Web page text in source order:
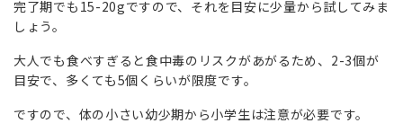
完了期でも15-20gですので、それを目安に少量から試してみま
しょう。
大人でも食べすぎると食中毒のリスクがあがるため、2-3個が
目安で、多くても5個くらいが限度です。
ですので、体の小さい幼少期から小学生は注意が必要です。